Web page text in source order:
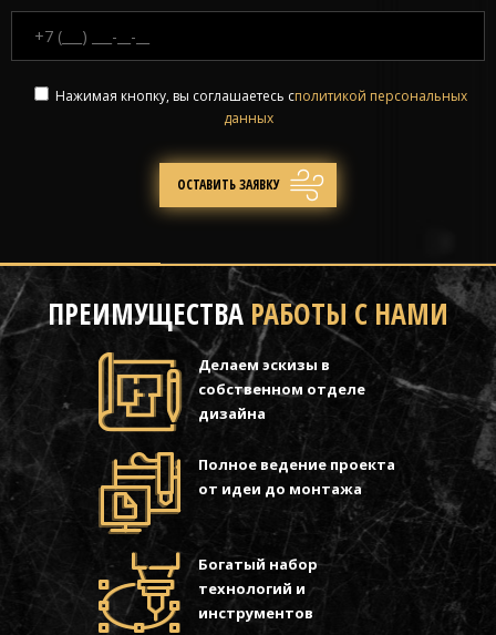
Нажимая кнопку, вы соглашаетесь сполитикой персональных
данных
ПРЕИМУЩЕСТВАРАБОТЫ С НАМИ
Делаем эскизы в
собственном отделе
дизайна
Полное ведение проекта
от идеи до монтажа
Богатый набор
технологий и
инструментов